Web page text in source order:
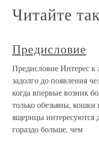
Читайте
Предисловие
Предисловие Интерес
задолго до появления
когда впервые возник
только обезьяны,
ящерицы
гораздо больше, чем